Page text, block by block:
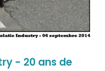
- 20 ans de